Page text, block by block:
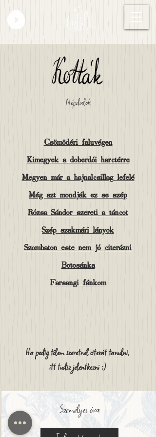
Népdalok
Csömödéri faluvégen
Kimegyek a doberdói harctérre
Megyen már a hajnalcsillag lefelé
Még azt mondják ez se szép
Rózsa Sándor szereti a táncot
Szép szakmári lányok
Szombaton este nem jó citerázni
Botosánka
Farsangi fánkom
Ha pedig tőlem szeretnél citerát tanulni,
itt tudsz jelentkezni :)
Személyes óra